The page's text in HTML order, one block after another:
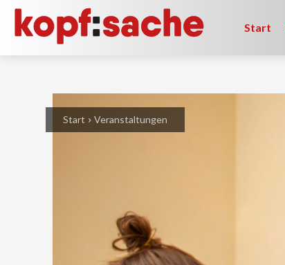
Start
Start Veranstaltungen